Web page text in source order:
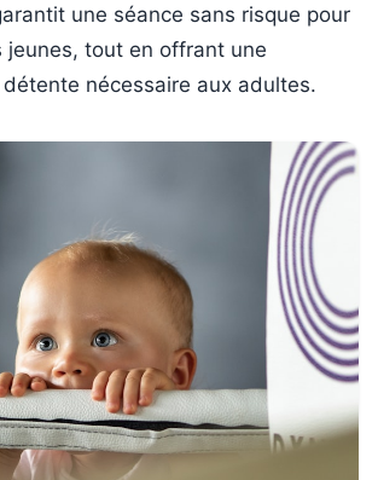
une séance sans risque pour
jeunes, tout en offrant une
nécessaire aux adultes.